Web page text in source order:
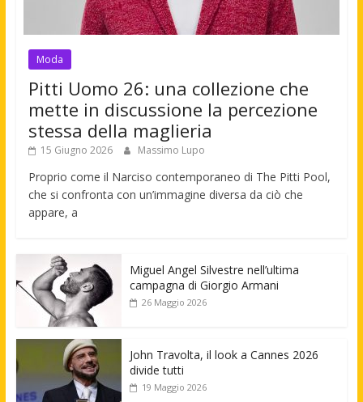
Moda
Pitti Uomo 26: una collezione che
mette in discussione la percezione
stessa della maglieria
15 Giugno 2026 Massimo Lupo
Proprio come il Narciso contemporaneo di The Pitti Pool,
che si confronta con un’immagine diversa da ciò che
appare, a
Miguel Angel Silvestre nell’ultima
campagna di Giorgio Armani
26 Maggio 2026
John Travolta, il look a Cannes 2026
divide tutti
19 Maggio 2026